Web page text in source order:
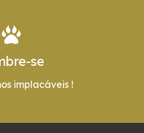
se
implacáveis !